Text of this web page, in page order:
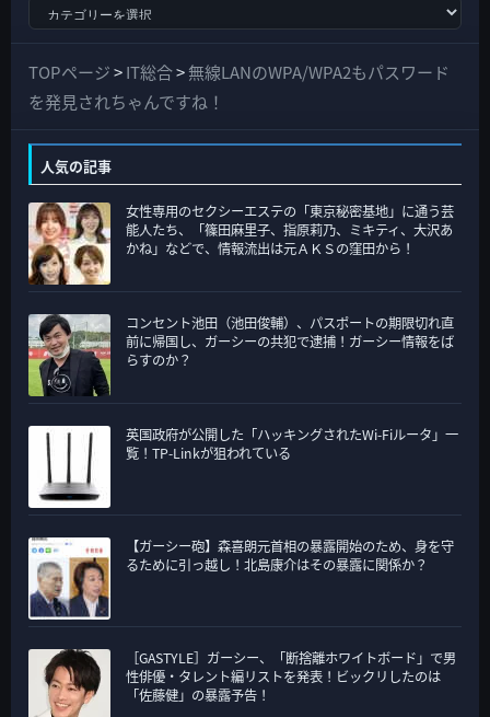
て
の
ゴ
リ
ー
TOPページ>IT総合>無線LANのWPA/WPA2もパスワード
を発見されちゃんですね！
人気の記事
女性専用のセクシーエステの「東京秘密基地」に通う芸
能人たち、「篠田麻里子、指原莉乃、ミキティ、大沢あ
かね」などで、情報流出は元ＡＫＳの窪田から！
コンセント池田（池田俊輔）、パスポートの期限切れ直
前に帰国し、ガーシーの共犯で逮捕！ガーシー情報をば
らすのか？
英国政府が公開した「ハッキングされたWi-Fiルータ」一
覧！TP-Linkが狙われている
【ガーシー砲】森喜朗元首相の暴露開始のため、身を守
るために引っ越し！北島康介はその暴露に関係か？
［GASTYLE］ガーシー、「断捨離ホワイトボード」で男
性俳優・タレント編リストを発表！ビックリしたのは
「佐藤健」の暴露予告！